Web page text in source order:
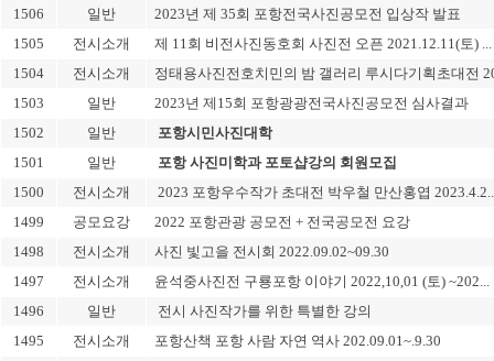
1506
일반
2023년 제 35회 포항전국사진공모전 입상작 발표
1505
전시소개
제 11회 비전사진동호회 사진전 오픈 2021.12.11(토) ...
1504
전시소개
정태용사진전호치민의 밤 갤러리 루시다기획초대전
1503
일반
2023년 제15회 포항광광전국사진공모전 심사결과
1502
일반
포항시민사진대학
1501
일반
포항 사진미학과 포토샵강의 회원모집
1500
전시소개
2023 포항우수작가 초대전 박우철 만산홍엽
1499
공모요강
2022 포항관광 공모전 + 전국공모전 요강
1498
전시소개
사진 빛고을 전시회 2022.09.02~09.30
1497
전시소개
윤석중사진전 구룡포항 이야기 2022,10,01 (토) ~202...
1496
일반
전시 사진작가를 위한 특별한 강의
1495
전시소개
포항산책 포항 사람 자연 역사 202.09.01~.9.30